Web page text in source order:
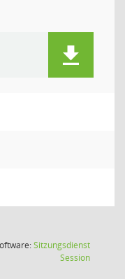
Sitzungsdienst
Session(Wird in